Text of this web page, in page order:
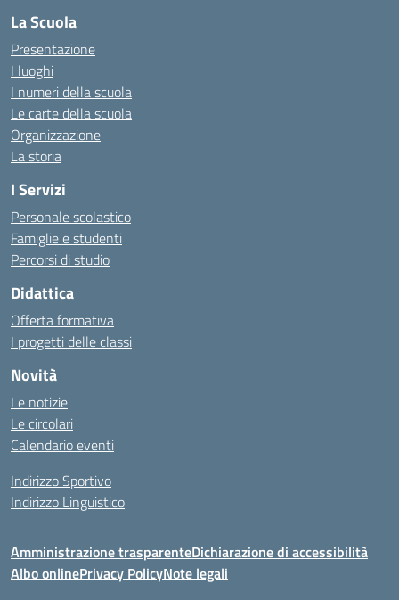
La Scuola
Presentazione
I luoghi
I numeri della scuola
Le carte della scuola
Organizzazione
La storia
I Servizi
Personale scolastico
Famiglie e studenti
Percorsi di studio
Didattica
Offerta formativa
I progetti delle classi
Novità
Le notizie
Le circolari
Calendario eventi
Indirizzo Sportivo
Indirizzo Linguistico
Amministrazione trasparenteDichiarazione di accessibilità
Albo onlinePrivacy PolicyNote legali